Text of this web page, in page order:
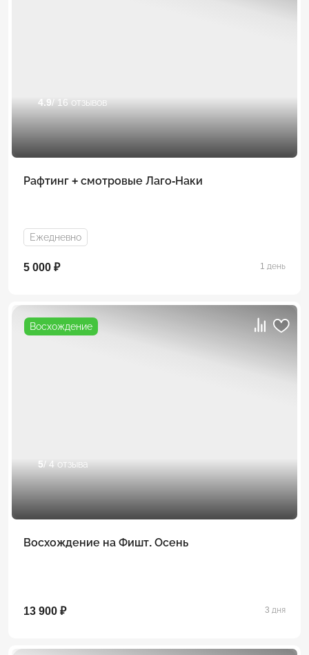
4.9 / 16 отзывов
Рафтинг + смотровые Лаго-Наки
Ежедневно
5 000 ₽ 1 день
Восхождение
5/ 4 отзыва
Восхождение на Фишт. Осень
13 900 ₽ 3 дня